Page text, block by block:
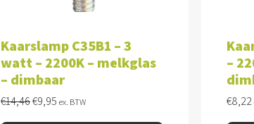
Kaarslamp C35B1 – 3
watt – 2200K – melkglas
– dimbaar
€14,46Oorspronkelijke
€9,95Huidige
ex. BTW
–
€8,22